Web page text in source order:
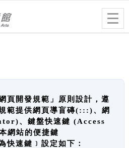
頁開發規範」原則設計，遵
範提供網頁導盲磚(:::)、網
、鍵盤快速鍵 (Access
網站的便捷鍵
快速鍵﹞設定如下：